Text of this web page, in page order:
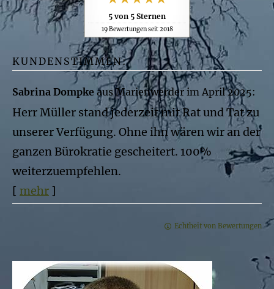
5 von 5 Sternen
19Bewertungen seit 2018
KUNDENSTIMMEN:
Sabrina Dompke aus Marienwerder im April 2025:
Herr Müller stand jederzeit mit Rat und Tat zu
unserer Verfügung. Ohne ihn wären wir an der
ganzen Bürokratie gescheitert. 100%
weiterzuempfehlen.
[ mehr ]
Echtheit von Bewertungen